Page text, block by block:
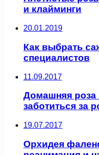
и клайминги
20.01.2019
Как выбрать
специалистов
11.09.2017
Домашняя роза
заботиться за
19.07.2017
Орхидея